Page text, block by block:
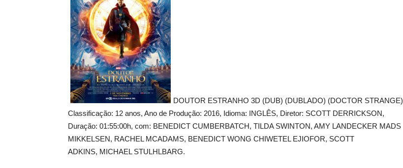
DOUTOR ESTRANHO 3D (DUB) (DUBLADO) (DOCTOR STRANGE)
Classificação: 12 anos, Ano de Produção: 2016, Idioma: INGLÊS, Diretor: SCOTT DERRICKSON,
Duração: 01:55:00h, com: BENEDICT CUMBERBATCH, TILDA SWINTON, AMY LANDECKER MADS
MIKKELSEN, RACHEL MCADAMS, BENEDICT WONG CHIWETEL EJIOFOR, SCOTT
ADKINS, MICHAEL STULHLBARG.